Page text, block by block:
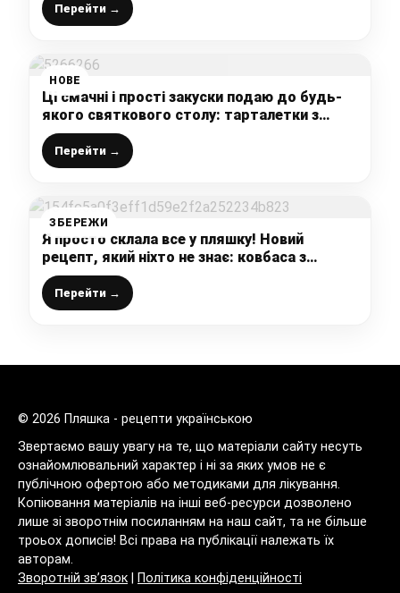
Перейти →
НОВЕ
Ці смачні і прості закуски подаю до будь-
якого святкового столу: тарталетки з
начинкою (бюджетні варіанти)
Перейти →
ЗБЕРЕЖИ
Я просто склала все у пляшку! Новий
рецепт, який ніхто не знає: ковбаса з
окрошки
Перейти →
© 2026 Пляшка - рецепти українською
Звертаємо вашу увагу на те, що матеріали сайту несуть
ознайомлювальний характер і ні за яких умов не є
публічною офертою або методиками для лікування.
Копіювання матеріалів на інші веб-ресурси дозволено
лише зі зворотнім посиланням на наш сайт, та не більше
троьох дописів! Всі права на публікації належать їх
авторам.
Зворотній зв’язок
Політика конфіденційності